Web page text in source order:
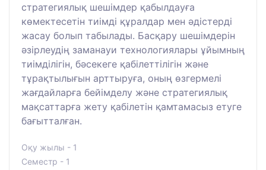
стратегиялық шешімдер қабылдауға
көмектесетін тиімді құралдар мен әдістерді
жасау болып табылады. Басқару шешімдерін
әзірлеудің заманауи технологиялары ұйымның
тиімділігін, бәсекеге қабілеттілігін және
тұрақтылығын арттыруға, оның өзгермелі
жағдайларға бейімделу және стратегиялық
мақсаттарға жету қабілетін қамтамасыз етуге
бағытталған.
Оқу жылы - 1
Семестр - 1